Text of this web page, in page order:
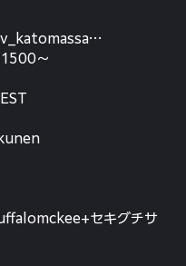
〜
セキグチサ